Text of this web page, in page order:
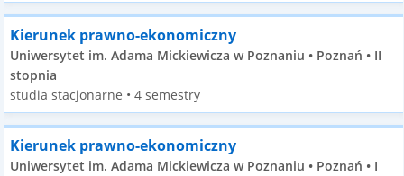
Kierunek prawno-ekonomiczny
Uniwersytet im. Adama Mickiewicza w Poznaniu • Poznań • II
stopnia
studia stacjonarne • 4 semestry
Kierunek prawno-ekonomiczny
Uniwersytet im. Adama Mickiewicza w Poznaniu • Poznań • I